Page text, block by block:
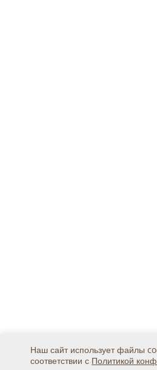
Наш сайт использует файлы
соответствии с Политикой